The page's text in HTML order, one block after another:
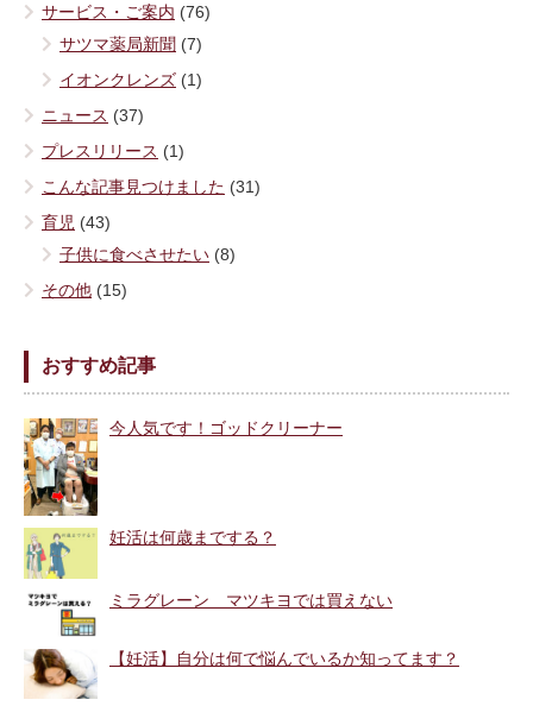
サービス・ご案内 (76)
サツマ薬局新聞 (7)
イオンクレンズ (1)
ニュース (37)
プレスリリース (1)
こんな記事見つけました (31)
育児 (43)
子供に食べさせたい (8)
その他 (15)
おすすめ記事
今人気です！ゴッドクリーナー
妊活は何歳までする？
ミラグレーン マツキヨでは買えない
【妊活】自分は何で悩んでいるか知ってます？